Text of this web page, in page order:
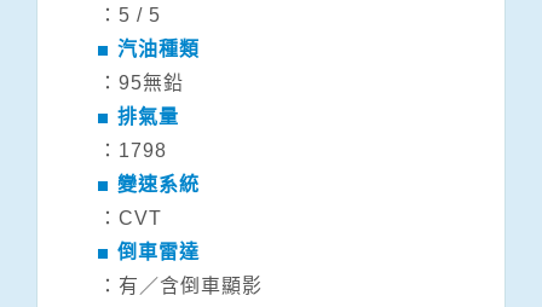
：5 / 5
汽油種類
：95無鉛
排氣量
：1798
變速系統
：CVT
倒車雷達
：有／含倒車顯影